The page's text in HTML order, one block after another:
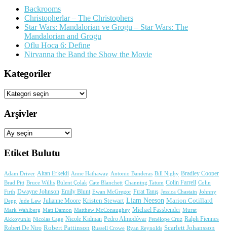
Backrooms
Christopherlar – The Christophers
Star Wars: Mandalorian ve Grogu – Star Wars: The
Mandalorian and Grogu
Oflu Hoca 6: Define
Nirvanna the Band the Show the Movie
Kategoriler
Kategoriler
Arşivler
Arşivler
Etiket Bulutu
Adam Driver Altan Erkekli Anne Hathaway Antonio Banderas Bill Nighy Bradley Cooper
Brad Pitt Bruce Willis Bülent Çolak Cate Blanchett Channing Tatum Colin Farrell Colin
Firth Dwayne Johnson Emily Blunt Ewan McGregor Fırat Tanış Jessica Chastain Johnny
Depp Jude Law Julianne Moore Kristen Stewart Liam Neeson Marion Cotillard
Mark Wahlberg Matt Damon Matthew McConaughey Michael Fassbender Murat
Akkoyunlu Nicolas Cage Nicole Kidman Pedro Almodóvar Penélope Cruz Ralph Fiennes
Robert De Niro Robert Pattinson Russell Crowe Ryan Reynolds Scarlett Johansson